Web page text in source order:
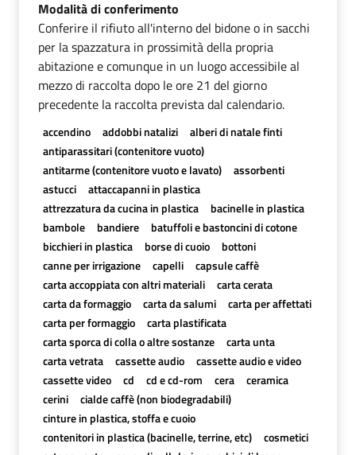
Modalità di conferimento
Conferire il rifiuto all'interno del bidone o in sacchi
per la spazzatura in prossimità della propria
abitazione e comunque in un luogo accessibile al
mezzo di raccolta dopo le ore 21 del giorno
precedente la raccolta prevista dal calendario.
accendino addobbi natalizi
alberi di natale finti
antiparassitari (contenitore vuoto)
antitarme (contenitore vuoto e lavato)
assorbenti
astucci
attaccapanni in plastica
attrezzatura da cucina in plastica
bacinelle in plastica
bambole
bandiere
batuffoli e bastoncini di cotone
bicchieri in plastica
borse di cuoio
bottoni
canne per irrigazione
capelli
capsule caffè
carta accoppiata con altri materiali
carta cerata
carta da formaggio
carta da salumi
carta per affettati
carta per formaggio
carta plastificata
carta sporca di colla o altre sostanze
carta unta
carta vetrata
cassette audio
cassette audio e video
cassette video
cd cd e cd-rom cera
ceramica
cerini
cialde caffè (non biodegradabili)
cinture in plastica, stoffa e cuoio
contenitori in plastica (bacinelle, terrine, etc)
cosmetici